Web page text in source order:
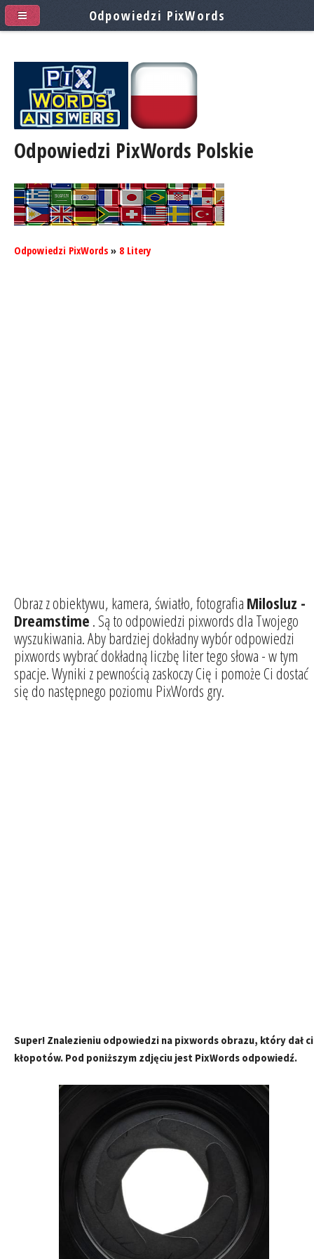
Odpowiedzi PixWords Polskie
Odpowiedzi PixWords » 8 Litery
Obraz z obiektywu, kamera, światło, fotografia Milosluz -
Dreamstime . Są to odpowiedzi pixwords dla Twojego
wyszukiwania. Aby bardziej dokładny wybór odpowiedzi
pixwords wybrać dokładną liczbę liter tego słowa - w tym
spacje. Wyniki z pewnością zaskoczy Cię i pomoże Ci dostać
się do następnego poziomu PixWords gry.
Super! Znalezieniu odpowiedzi na pixwords obrazu, który dał ci
kłopotów. Pod poniższym zdjęciu jest PixWords odpowiedź.
Odpowiedzi PixWords